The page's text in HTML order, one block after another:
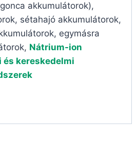
akkumulátorok),
sétahajó akkumulátorok,
egymásra
Nátrium-ion
és kereskedelmi